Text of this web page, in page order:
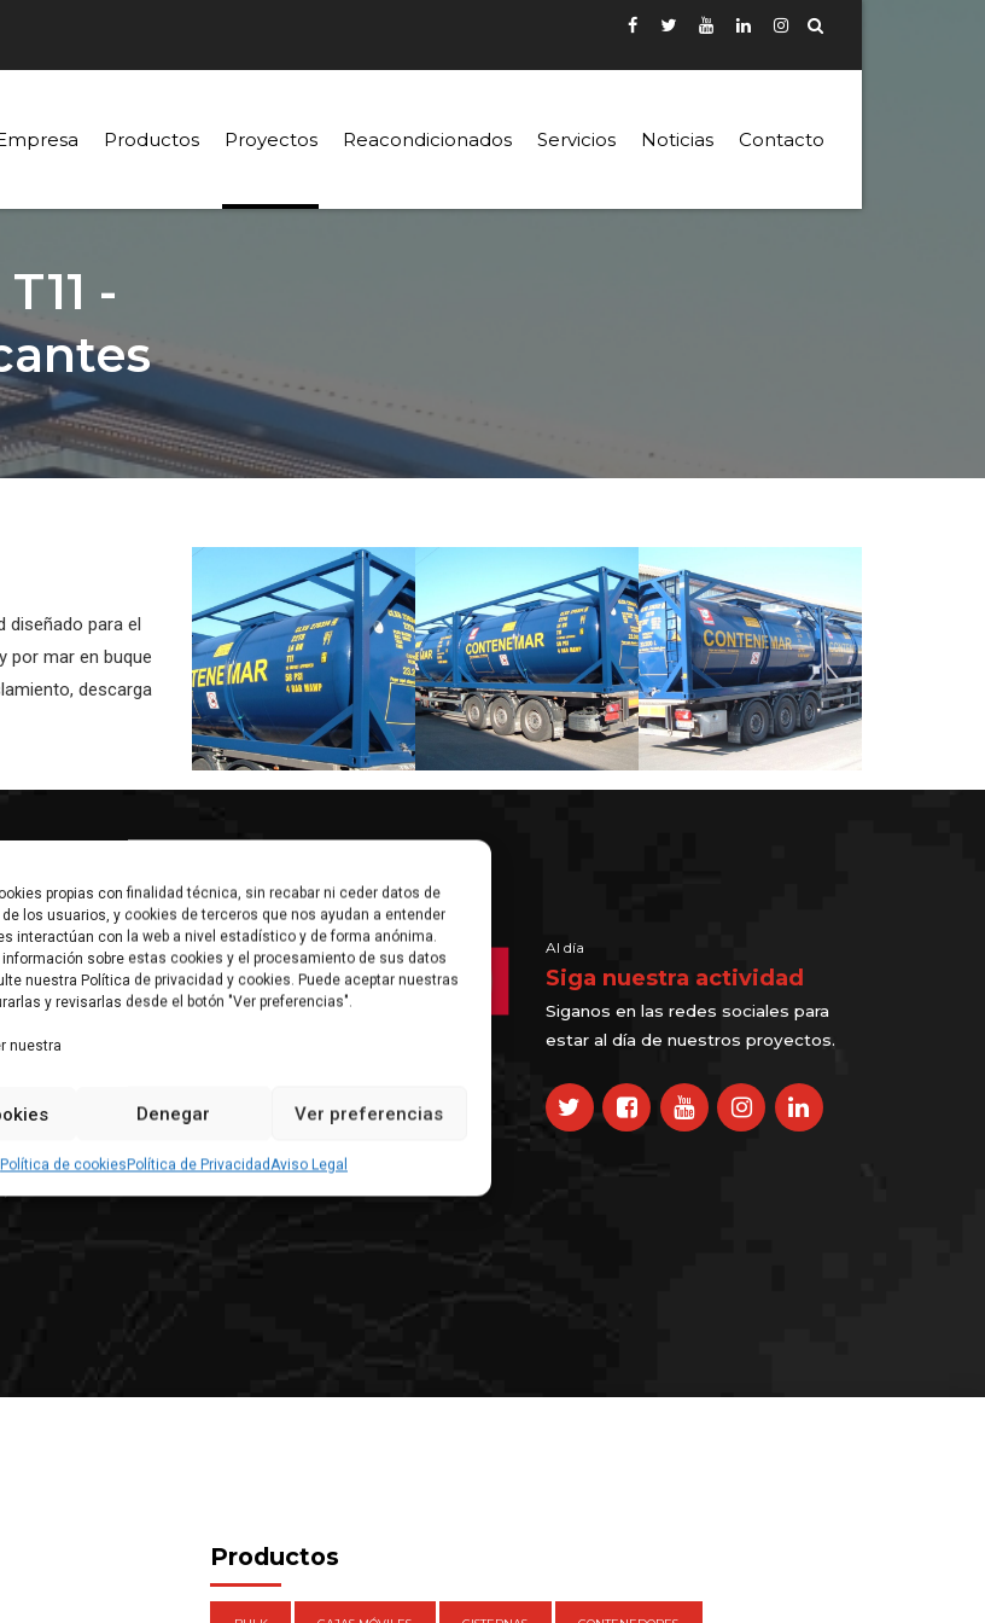
propias con finalidad técnica, sin recabar ni ceder datos de
los usuarios, y cookies de terceros que nos ayudan a entender
interactúan con la web a nivel estadístico y de forma anónima.
información sobre estas cookies y el procesamiento de sus datos
nuestra Política de privacidad y cookies. Puede aceptar nuestras
y revisarlas desde el botón "Ver preferencias".
nuestra
Denegar Ver preferencias
Política de cookiesPolítica de PrivacidadAviso Legal
Productos Proyectos Reacondicionados Servicios Noticias Contacto
-
diseñado para el
por mar en buque
descarga
2024
Inglés: +34 630 916 909
Alemán: +49 231 58 69 34 023
Al día
Siga nuestra actividad
Siganos en las redes sociales para
estar al día de nuestros proyectos.
Productos